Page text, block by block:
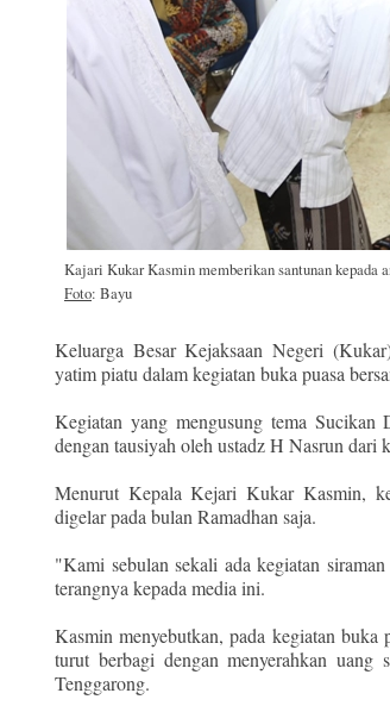
Kajari Kukar Kasmin memberikan santunan kepada
Foto: Bayu
Keluarga Besar Kejaksaan Negeri
yatim piatu dalam kegiatan buka puasa
Kegiatan yang mengusung tema
dengan tausiyah oleh ustadz H Nasrun
Menurut Kepala Kejari Kukar Kasmin,
digelar pada bulan Ramadhan saja.
"Kami sebulan sekali ada kegiatan
terangnya kepada media ini.
Kasmin menyebutkan, pada kegiatan
turut berbagi dengan menyerahkan
Tenggarong.